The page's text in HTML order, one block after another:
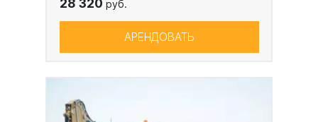
28 320 руб.
АРЕНДОВАТЬ